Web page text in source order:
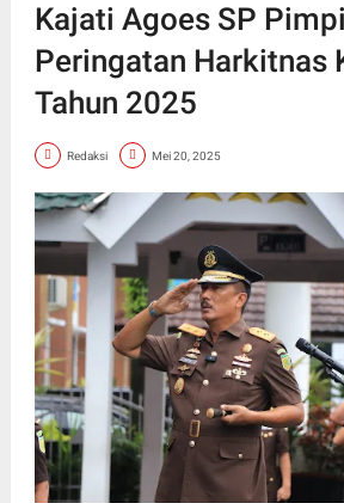
Kajati Agoes SP
Peringatan Harkitnas
Tahun 2025
Redaksi Mei 20, 2025